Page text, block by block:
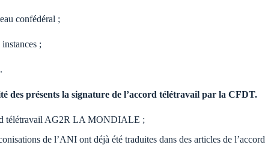
confédéral ;
;
des présents la signature de l’accord télétravail par la CFDT.
télétravail AG2R LA MONDIALE ;
de l’ANI ont déjà été traduites dans des articles de l’accord